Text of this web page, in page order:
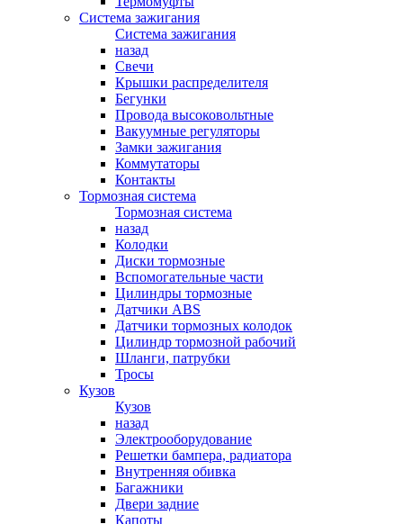
Система зажигания
Система зажигания
назад
Свечи
Крышки распределителя
Бегунки
Провода высоковольтные
Вакуумные регуляторы
Замки зажигания
Коммутаторы
Контакты
Тормозная система
Тормозная система
назад
Колодки
Диски тормозные
Вспомогательные части
Цилиндры тормозные
Датчики ABS
Датчики тормозных колодок
Цилиндр тормозной рабочий
Шланги, патрубки
Тросы
Кузов
Кузов
назад
Электрооборудование
Решетки бампера, радиатора
Внутренняя обивка
Багажники
Двери задние
Капоты